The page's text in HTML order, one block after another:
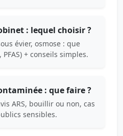
: lequel choisir ?
évier, osmose : que
+ conseils simples.
: que faire ?
ARS, bouillir ou non, cas
sensibles.